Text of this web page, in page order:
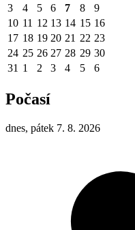
3
4 5 6 7 8
9
10 11 12 13 14 15 16
17 18 19 20 21 22 23
24 25 26 27 28 29 30
31 1 2 3 4 5 6
Počasí
dnes, pátek 7. 8. 2026